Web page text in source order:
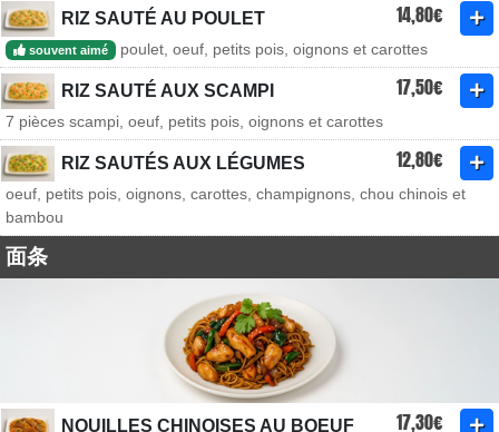
RIZ SAUTÉ AU POULET 14,80€
souvent aimé poulet, oeuf, petits pois, oignons et carottes
RIZ SAUTÉ AUX SCAMPI 17,50€
7 pièces scampi, oeuf, petits pois, oignons et carottes
RIZ SAUTÉS AUX LÉGUMES 12,80€
oeuf, petits pois, oignons, carottes, champignons, chou chinois et
bambou
面条
NOUILLES CHINOISES AU BOEUF 17,30€